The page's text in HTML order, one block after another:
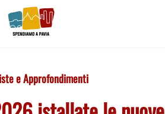
e Approfondimenti